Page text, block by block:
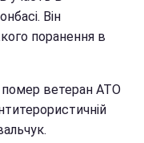
Він
поранення в
помер ветеран АТО